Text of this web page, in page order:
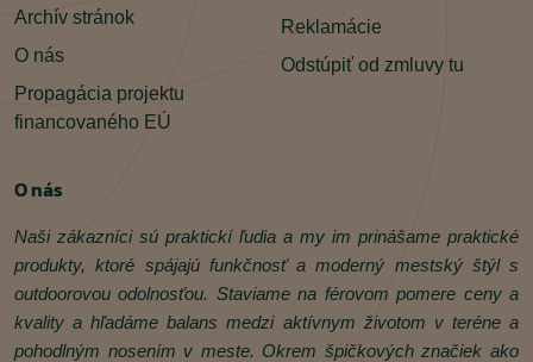
Archív stránok
O nás
Propagácia projektu
financovaného EÚ
Reklamácie
Odstúpiť od zmluvy tu
O nás
Naši zákazníci sú praktickí ľudia a my im prinášame praktické
produkty, ktoré spájajú funkčnosť a moderný mestský štýl s
outdoorovou odolnosťou. Staviame na férovom pomere ceny a
kvality a hľadáme balans medzi aktívnym životom v teréne a
pohodlným nosením v meste. Okrem špičkových značiek ako